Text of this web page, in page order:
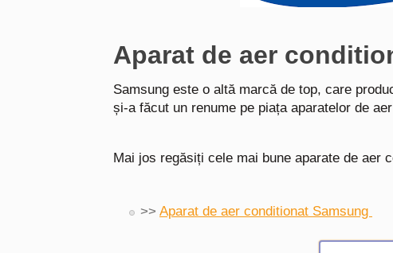
Aparat de aer
Samsung este o altă marcă de top, care
și-a făcut un renume pe piața aparatelor de
Mai jos regăsiți cele mai bune aparate de aer
>> Aparat de aer conditionat Samsung